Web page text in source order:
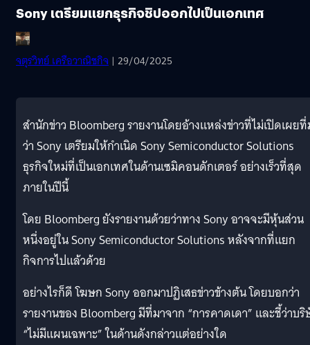
Sony เตรียมแยกธุรกิจชิปออกไปเป็นเอกเทศ
จตุรวิทย์ เครือวาณิชกิจ | 29/04/2025
สำนักข่าว Bloomberg รายงานโดยอ้างแหล่งข่าวที่ไม่เปิดเผย
ว่า Sony เตรียมให้กำเนิด Sony Semiconductor Solutions
ธุรกิจใหม่ที่เป็นเอกเทศในด้านเซมิคอนดักเตอร์ อย่างเร็วที่สุด
ภายในปีนี้
โดย Bloomberg ยังรายงานด้วยว่าทาง Sony อาจจะมีหุ้นส่วน
หนึ่งอยู่ใน Sony Semiconductor Solutions หลังจากที่แยก
กิจการไปแล้วด้วย
อย่างไรก็ดี โฆษก Sony ออกมาปฏิเสธข่าวข้างต้น โดยบอกว่า
รายงานของ Bloomberg มีที่มาจาก “การคาดเดา” และชี้ว่าบ
“ไม่มีแผนเฉพาะ” ในด้านดังกล่าวแต่อย่างใด